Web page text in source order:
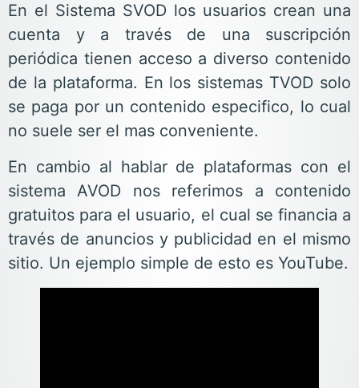
En el Sistema SVOD los usuarios crean una
cuenta y a través de una suscripción
periódica tienen acceso a diverso contenido
de la plataforma. En los sistemas TVOD solo
se paga por un contenido especifico, lo cual
no suele ser el mas conveniente.
En cambio al hablar de plataformas con el
sistema AVOD nos referimos a contenido
gratuitos para el usuario, el cual se financia a
través de anuncios y publicidad en el mismo
sitio. Un ejemplo simple de esto es YouTube.